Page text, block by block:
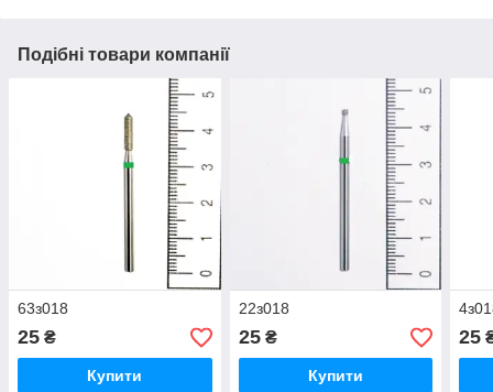
Подібні товари компанії
63з018
25 ₴
Купити
22з018
25₴
Купити
25